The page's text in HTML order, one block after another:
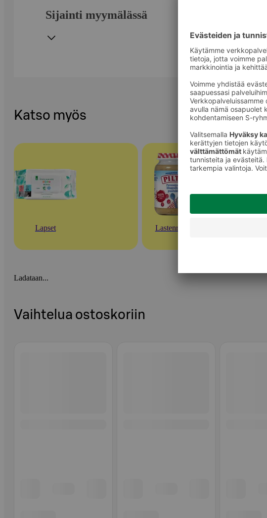
Sijainti myymälässä
Katso myös
Lapset Lastenruoat
Ladataan...
Vaihtelua ostoskoriin